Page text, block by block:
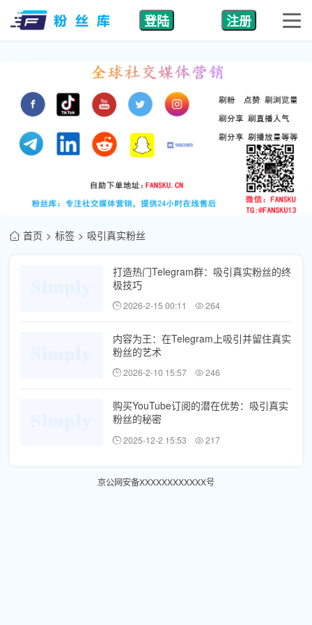
登陆 注册
首页 标签 吸引真实粉丝
打造热门Telegram群：吸引真实粉丝的终
极技巧
2026-2-15 00:11 264
内容为王：在Telegram上吸引并留住真实
粉丝的艺术
2026-2-10 15:57 246
购买YouTube订阅的潜在优势：吸引真实
粉丝的秘密
2025-12-2 15:53 217
京公网安备XXXXXXXXXXXX号